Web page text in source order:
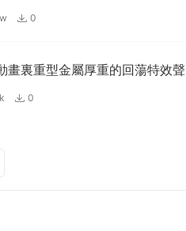
0
畫裏重型金屬厚重的回蕩特效聲
0